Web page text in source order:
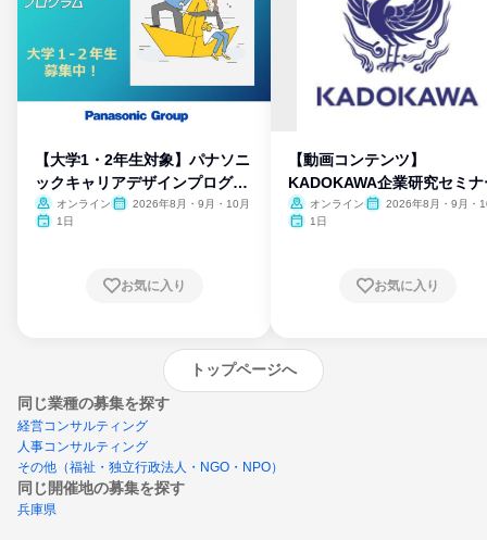
【大学1・2年生対象】パナソニ
ックキャリアデザインプログラ
ム
オンライン
2026年8月・9月・10月
1日
お気に入り
【動画コンテンツ】
KADOKAWA企業研究セミナ
オンライン
2026年8月・9月・
1日
お気に入り
トップページへ
同じ業種の募集を探す
経営コンサルティング
人事コンサルティング
その他（福祉・独立行政法人・NGO・NPO）
同じ開催地の募集を探す
兵庫県